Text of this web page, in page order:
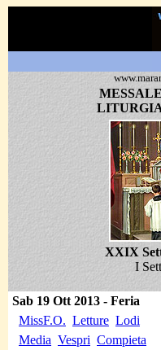
XXIX
I
Sab 19 Ott 2013 - Feria
MissF.O. Letture Lodi
Media Vespri Compieta